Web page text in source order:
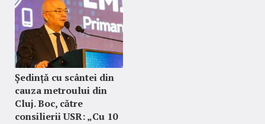
Ședință cu scântei din
cauza metroului din
Cluj. Boc, către
consilierii USR: „Cu 10